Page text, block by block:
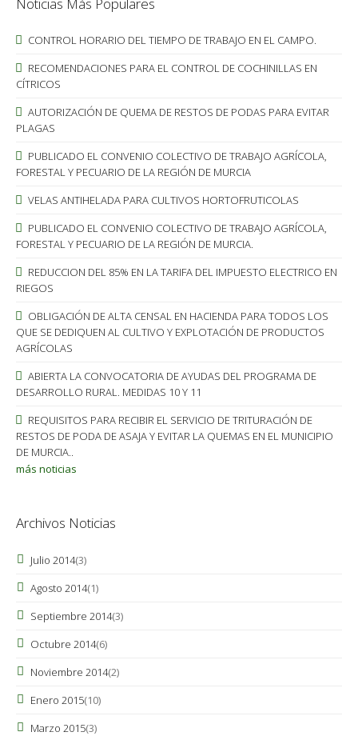
CONTROL HORARIO DEL TIEMPO DE TRABAJO EN EL CAMPO.
RECOMENDACIONES PARA EL CONTROL DE COCHINILLAS EN
CÍTRICOS
AUTORIZACIÓN DE QUEMA DE RESTOS DE PODAS PARA EVITAR
PLAGAS
PUBLICADO EL CONVENIO COLECTIVO DE TRABAJO AGRÍCOLA,
FORESTAL Y PECUARIO DE LA REGIÓN DE MURCIA
VELAS ANTIHELADA PARA CULTIVOS HORTOFRUTICOLAS
PUBLICADO EL CONVENIO COLECTIVO DE TRABAJO AGRÍCOLA,
FORESTAL Y PECUARIO DE LA REGIÓN DE MURCIA.
REDUCCION DEL 85% EN LA TARIFA DEL IMPUESTO ELECTRICO EN
RIEGOS
OBLIGACIÓN DE ALTA CENSAL EN HACIENDA PARA TODOS LOS
QUE SE DEDIQUEN AL CULTIVO Y EXPLOTACIÓN DE PRODUCTOS
AGRÍCOLAS
ABIERTA LA CONVOCATORIA DE AYUDAS DEL PROGRAMA DE
DESARROLLO RURAL. MEDIDAS 10 Y 11
REQUISITOS PARA RECIBIR EL SERVICIO DE TRITURACIÓN DE
RESTOS DE PODA DE ASAJA Y EVITAR LA QUEMAS EN EL MUNICIPIO
DE MURCIA..
más noticias
Archivos Noticias
Julio 2014(3)
Agosto 2014(1)
Septiembre 2014(3)
Octubre 2014(6)
Noviembre 2014(2)
Enero 2015(10)
Marzo 2015(3)